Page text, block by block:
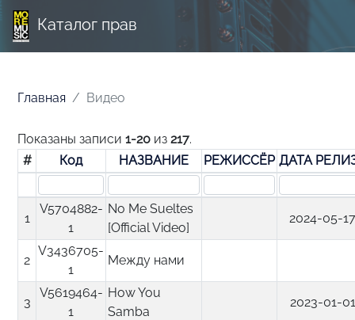
Каталог прав
Главная Видео
Показаны записи1-20 из217.
#
Код НАЗВАНИЕ РЕЖИССЁР ДАТА
1
V5704882-
1
No Me Sueltes
[Official Video]
2024-05-
2
V3436705-
1
Между нами
3
V5619464-
1
How You
Samba
2023-01-01